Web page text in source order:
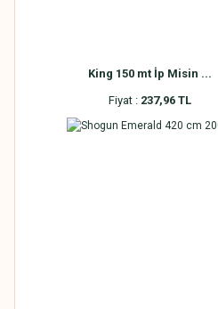
King 150 mt İp Misin ...
Fiyat : 237,96 TL